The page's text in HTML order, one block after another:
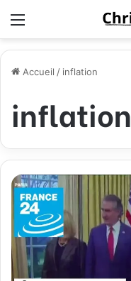
Accueil / inflation
inflation